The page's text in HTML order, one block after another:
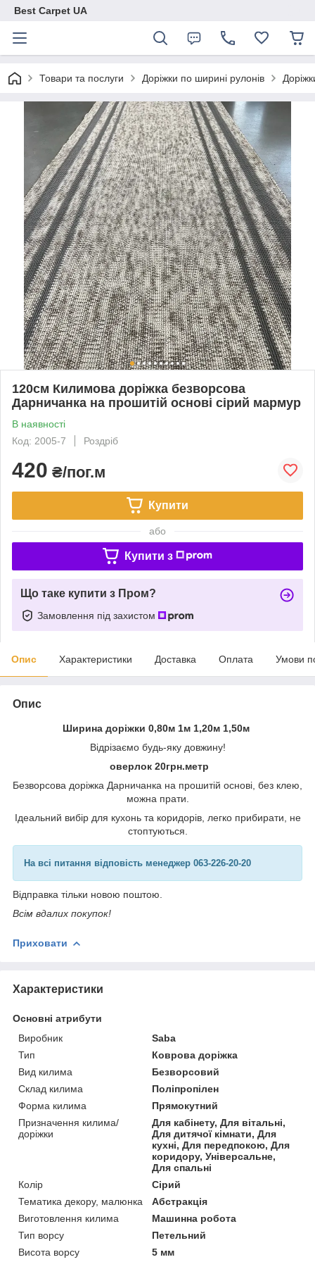
Best Carpet UA
Товари та послуги Доріжки по ширині рулонів
120см Килимова доріжка безворсова
Дарничанка на прошитій основі сірий мармур
В наявності
Код: 2005-7
Роздріб
420 ₴/пог.м
Купити
або
Купити з
Що таке купити з Пром?
Замовлення під захистом
Опис Характеристики Доставка Оплата Умови
Опис
Ширина доріжки 0,80м 1м 1,20м 1,50м
Відрізаємо будь-яку довжину!
оверлок 20грн.метр
Безворсова доріжка Дарничанка на прошитій основі, без клею,
можна прати.
Ідеальний вибір для кухонь та коридорів, легко прибирати, не
стоптуються.
На всі питання відповість менеджер 063-226-20-20
Відправка тільки новою поштою.
Всім вдалих покупок!
Приховати
Характеристики
Основні атрибути
Виробник
Saba
Тип
Коврова доріжка
Вид килима
Безворсовий
Склад килима
Поліпропілен
Форма килима
Прямокутний
Призначення килима/
доріжки
Для кабінету, Для вітальні,
Для дитячої кімнати, Для
кухні, Для передпокою, Для
коридору, Універсальне,
Для спальні
Колір
Сірий
Тематика декору, малюнка
Абстракція
Виготовлення килима
Машинна робота
Тип ворсу
Петельний
Висота ворсу
5 мм